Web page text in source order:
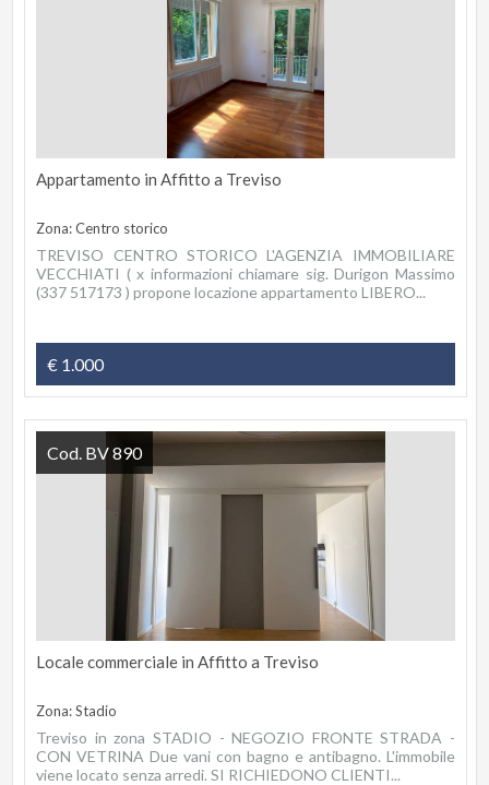
Appartamento in Affitto a Treviso
Zona: Centro storico
TREVISO CENTRO STORICO L'AGENZIA IMMOBILIARE
VECCHIATI ( x informazioni chiamare sig. Durigon Massimo
(337 517173 ) propone locazione appartamento LIBERO...
€ 1.000
Locale commerciale in Affitto a Treviso
Zona: Stadio
Treviso in zona STADIO - NEGOZIO FRONTE STRADA -
CON VETRINA Due vani con bagno e antibagno. L'immobile
viene locato senza arredi. SI RICHIEDONO CLIENTI...
Cod. BV 890